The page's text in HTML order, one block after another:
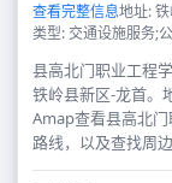
查看完整信息地址:
类型: 交通设施服务;
县高北门职业工程
铁岭县新区-龙首。
Amap查看县高北
路线，以及查找周边